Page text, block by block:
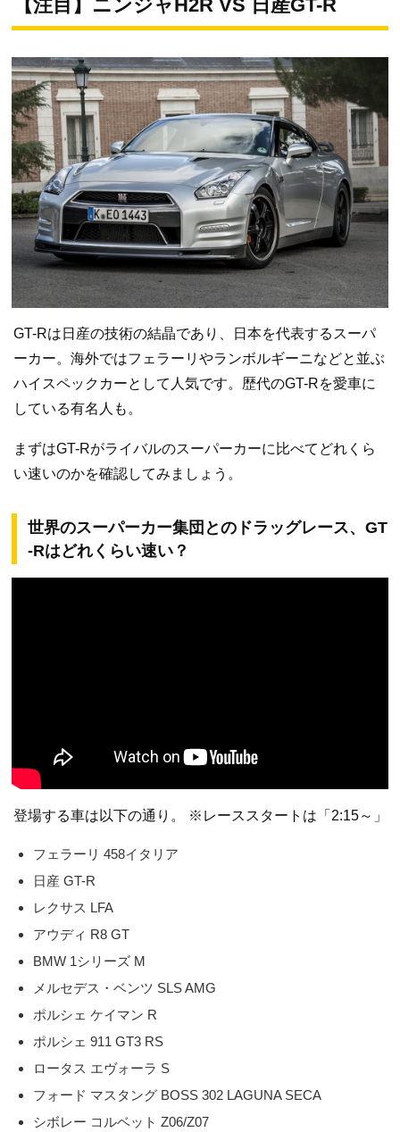
【注目】ニンジャH2R VS 日産GT-R
GT-Rは日産の技術の結晶であり、日本を代表するスーパ
ーカー。海外ではフェラーリやランボルギーニなどと並ぶ
ハイスペックカーとして人気です。歴代のGT-Rを愛車に
している有名人も。
まずはGT-Rがライバルのスーパーカーに比べてどれくら
い速いのかを確認してみましょう。
世界のスーパーカー集団とのドラッグレース、GT
-Rはどれくらい速い？
登場する車は以下の通り。 ※レーススタートは「2:15～」
フェラーリ 458イタリア
日産 GT-R
レクサス LFA
アウディ R8 GT
BMW 1シリーズ M
メルセデス・ベンツ SLS AMG
ポルシェ ケイマン R
ポルシェ 911 GT3 RS
ロータス エヴォーラ S
フォード マスタング BOSS 302 LAGUNA SECA
シボレー コルベット Z06/Z07